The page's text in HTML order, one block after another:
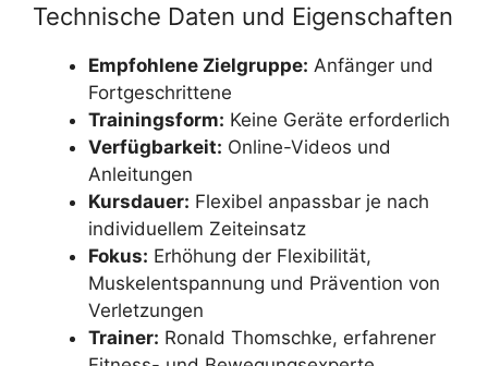
Technische Daten und Eigenschaften
Empfohlene Zielgruppe: Anfänger und
Fortgeschrittene
Trainingsform: Keine Geräte erforderlich
Verfügbarkeit: Online-Videos und
Anleitungen
Kursdauer: Flexibel anpassbar je nach
individuellem Zeiteinsatz
Fokus: Erhöhung der Flexibilität,
Muskelentspannung und Prävention von
Verletzungen
Trainer: Ronald Thomschke, erfahrener